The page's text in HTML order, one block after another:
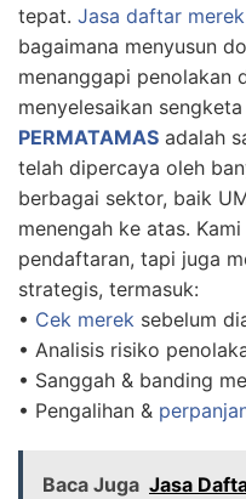
tepat. Jasa daftar merek
bagaimana menyusun
menanggapi penolakan
menyelesaikan
PERMATAMAS adalah
telah dipercaya oleh
berbagai sektor, baik
menengah ke atas.
pendaftaran, tapi juga
strategis, termasuk:
• Cek merek sebelum
• Analisis risiko
• Sanggah & banding
• Pengalihan &
Baca Juga Jasa